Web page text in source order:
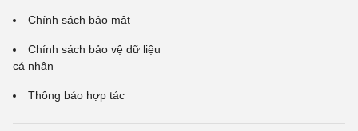
Chính sách bảo mật
Chính sách bảo vệ dữ liệu
cá nhân
Thông báo hợp tác